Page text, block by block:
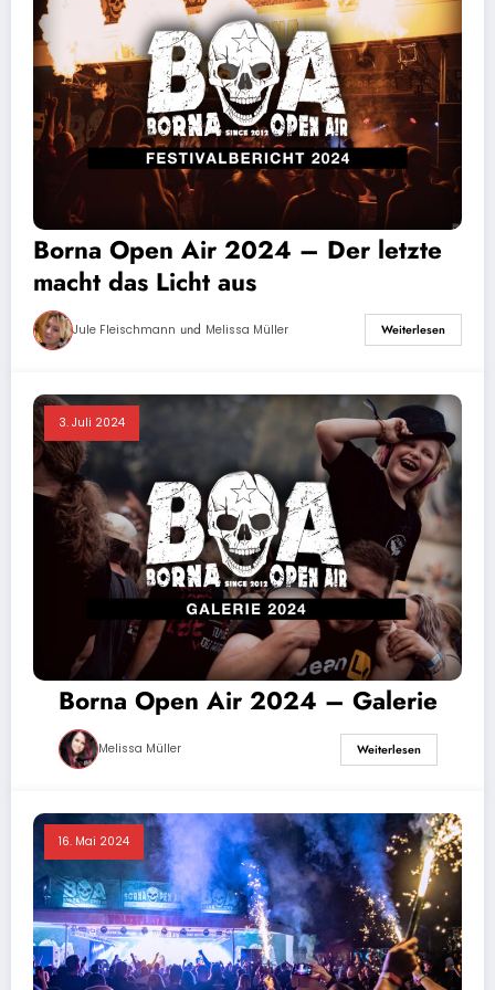
Borna Open Air 2024 – Der letzte
macht das Licht aus
Jule Fleischmann und Melissa Müller Weiterlesen
3. Juli 2024
Borna Open Air 2024 – Galerie
Melissa Müller Weiterlesen
16. Mai 2024